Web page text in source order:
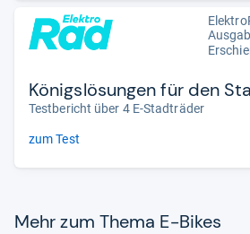
Königslösungen für den
Testbericht über 4 E-Stadträder
zum Test
Mehr zum Thema E-​Bikes